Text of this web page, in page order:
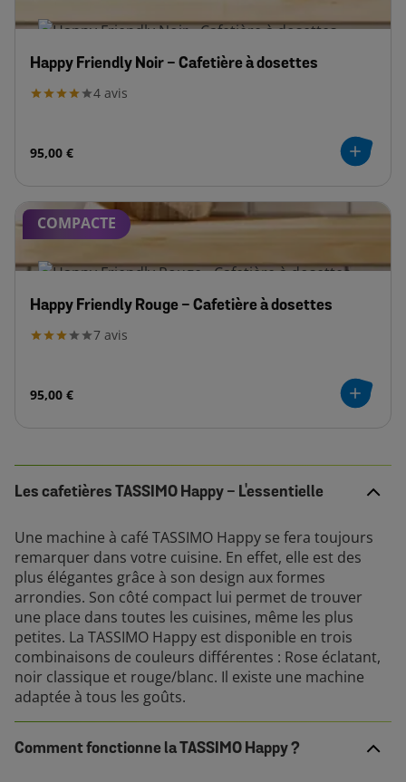
Happy Friendly Noir - Cafetière à dosettes
4 avis
95,00 €
COMPACTE
Happy Friendly Rouge - Cafetière à dosettes
7 avis
95,00 €
Les cafetières TASSIMO Happy - L'essentielle
Une machine à café TASSIMO Happy se fera toujours
remarquer dans votre cuisine. En effet, elle est des
plus élégantes grâce à son design aux formes
arrondies. Son côté compact lui permet de trouver
une place dans toutes les cuisines, même les plus
petites. La TASSIMO Happy est disponible en trois
combinaisons de couleurs différentes : Rose éclatant,
noir classique et rouge/blanc. Il existe une machine
adaptée à tous les goûts.
Comment fonctionne la TASSIMO Happy ?